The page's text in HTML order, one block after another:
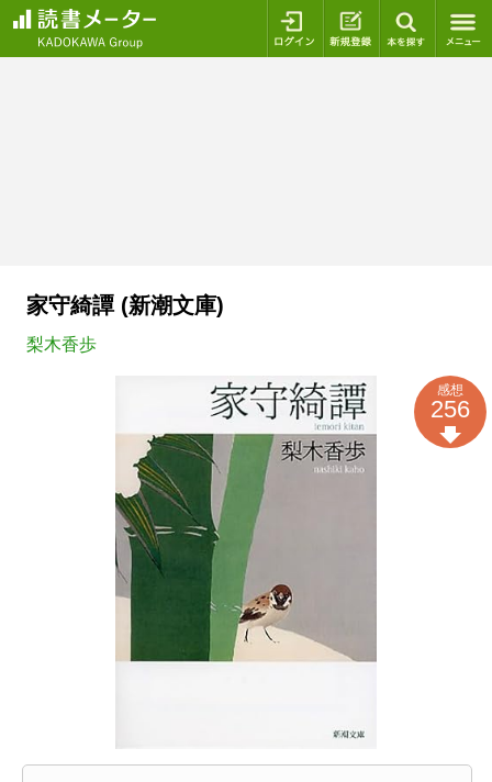
ログイン 新規登録
家守綺譚 (新潮文庫)
梨木香歩
感想
256